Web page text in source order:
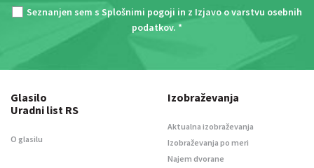
Seznanjen sem s Splošnimi pogoji in z Izjavo o varstvu osebnih
podatkov. *
Glasilo
Uradni list RS
O glasilu
Izobraževanja
Aktualna izobraževanja
Izobraževanja po meri
Najem dvorane